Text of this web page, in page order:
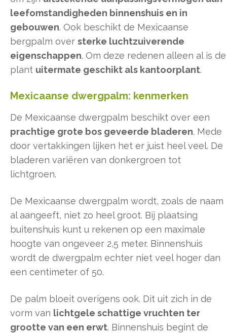
leefomstandigheden binnenshuis en in
gebouwen. Ook beschikt de Mexicaanse
bergpalm over sterke luchtzuiverende
eigenschappen. Om deze redenen alleen al is de
plant uitermate geschikt als kantoorplant.
Mexicaanse dwergpalm: kenmerken
De Mexicaanse dwergpalm beschikt over een
prachtige grote bos geveerde bladeren. Mede
door vertakkingen lijken het er juist heel veel. De
bladeren variëren van donkergroen tot
lichtgroen.
De Mexicaanse dwergpalm wordt, zoals de naam
al aangeeft, niet zo heel groot. Bij plaatsing
buitenshuis kunt u rekenen op een maximale
hoogte van ongeveer 2,5 meter. Binnenshuis
wordt de dwergpalm echter niet veel hoger dan
een centimeter of 50.
De palm bloeit overigens ook. Dit uit zich in de
vorm van lichtgele schattige vruchten ter
grootte van een erwt. Binnenshuis begint de